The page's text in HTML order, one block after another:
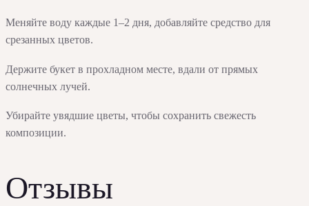
Меняйте воду каждые 1–2 дня, добавляйте средство для
срезанных цветов.
Держите букет в прохладном месте, вдали от прямых
солнечных лучей.
Убирайте увядшие цветы, чтобы сохранить свежесть
композиции.
Отзывы